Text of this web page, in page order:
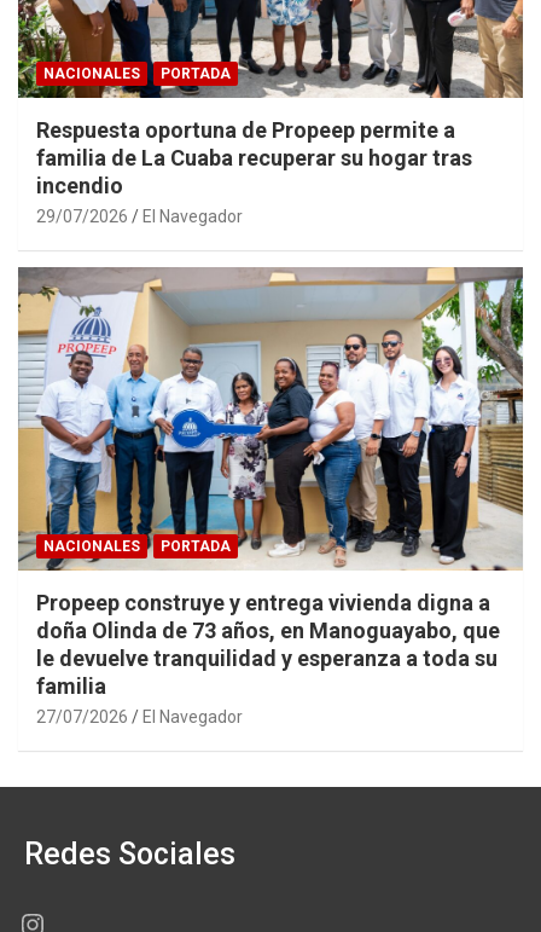
NACIONALES PORTADA
Respuesta oportuna de Propeep permite a
familia de La Cuaba recuperar su hogar tras
incendio
29/07/2026 El Navegador
NACIONALES PORTADA
Propeep construye y entrega vivienda digna a
doña Olinda de 73 años, en Manoguayabo, que
le devuelve tranquilidad y esperanza a toda su
familia
27/07/2026 El Navegador
Redes Sociales
Instagram